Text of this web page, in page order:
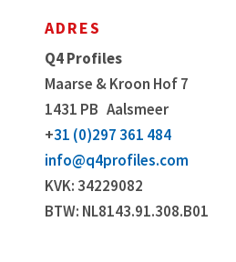
ADRES
Q4 Profiles
Maarse & Kroon Hof 7
1431 PB Aalsmeer
+31 (0)297 361 484
info@q4profiles.com
KVK: 34229082
BTW: NL8143.91.308.B01